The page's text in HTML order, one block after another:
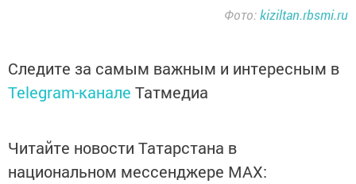
Фото:kiziltan.rbsmi.ru
Следите за самым важным и интересным в
Telegram-канале Татмедиа
Читайте новости Татарстана в
национальном мессенджере MАХ: